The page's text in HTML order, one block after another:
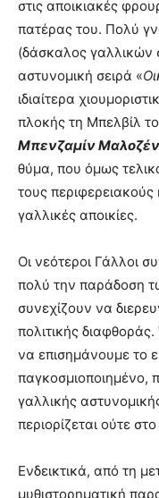
στις αποικιακές
πατέρας του. Πολύ
(δάσκαλος γαλλικών
αστυνομική σειρά «
ιδιαίτερα
πλοκής τη Μπελβίλ
Μπενζαμίν Μαλοζέν
θύμα, που όμως
τους
γαλλικές αποικίες.
Οι νεότεροι Γάλλοι
πολύ την παράδοση
συνεχίζουν να
πολιτικής
να επισημάνουμε το
παγκοσμιοποιημένο,
γαλλικής
περιορίζεται ούτε
Ενδεικτικά, από τη
μυθιστορηματική